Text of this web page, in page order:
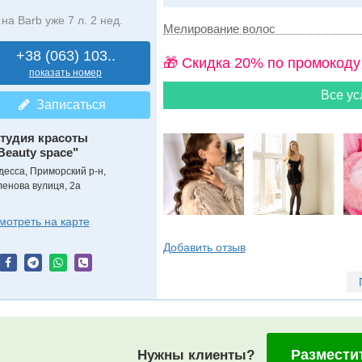
на Barb уже 7 л. 2 нед.
+38 (063) 103..
показать номер
Записаться
красоты
space"
Приморский р-н,
вулиця, 2а
на карте
Мелирование волос
🎁 Cкидка 20% по
Все
Добавить отзыв
Нужны клиенты?